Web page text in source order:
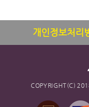
개인정보처리
COPYRIGHT(C)